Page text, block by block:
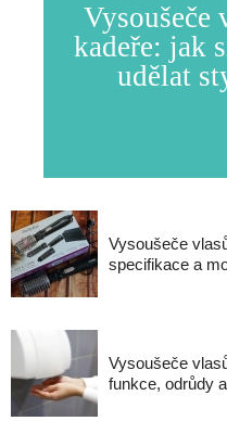
Vysoušeče
kadeře: jak
udělat
Vysoušeče
specifikace a
Vysoušeče
funkce, odrůdy